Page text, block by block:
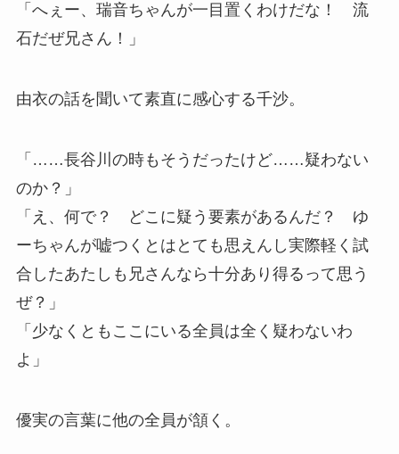
「へぇー、瑞音ちゃんが一目置くわけだな！ 流
石だぜ兄さん！」
由衣の話を聞いて素直に感心する千沙。
「……長谷川の時もそうだったけど……疑わない
のか？」
「え、何で？ どこに疑う要素があるんだ？ ゆ
ーちゃんが嘘つくとはとても思えんし実際軽く試
合したあたしも兄さんなら十分あり得るって思う
ぜ？」
「少なくともここにいる全員は全く疑わないわ
よ」
優実の言葉に他の全員が頷く。